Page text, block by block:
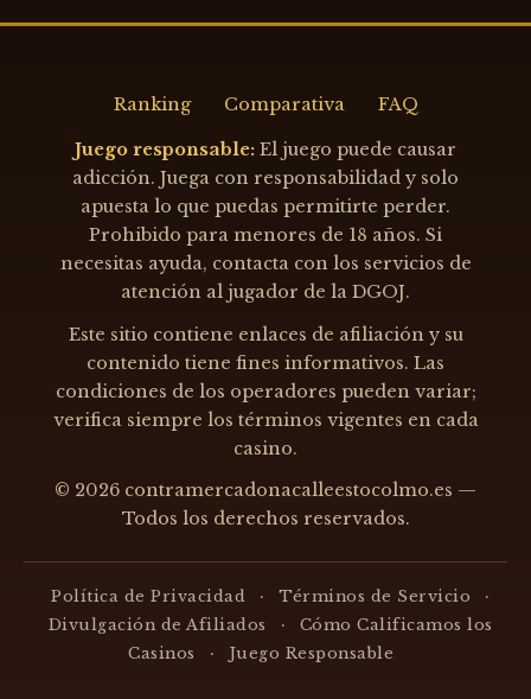
Ranking Comparativa FAQ
Juego responsable: El juego puede causar
adicción. Juega con responsabilidad y solo
apuesta lo que puedas permitirte perder.
Prohibido para menores de 18 años. Si
necesitas ayuda, contacta con los servicios de
atención al jugador de la DGOJ.
Este sitio contiene enlaces de afiliación y su
contenido tiene fines informativos. Las
condiciones de los operadores pueden variar;
verifica siempre los términos vigentes en cada
casino.
© 2026 contramercadonacalleestocolmo.es —
Todos los derechos reservados.
Política de Privacidad · Términos de Servicio ·
Divulgación de Afiliados ·
Cómo Calificamos los
Casinos
· Juego Responsable